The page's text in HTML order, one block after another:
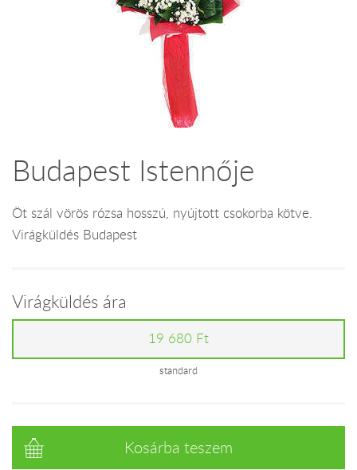
Budapest Istennője
Öt szál vörös rózsa hosszú, nyújtott csokorba kötve.
Virágküldés Budapest
Virágküldés ára
19 680 Ft
standard
Kosárba teszem